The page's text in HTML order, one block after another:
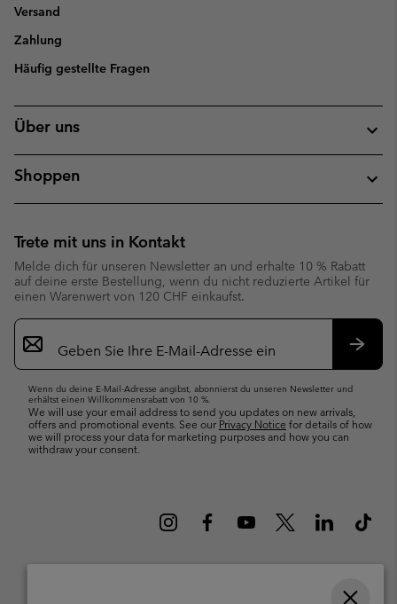
Versand
Zahlung
Häufig gestellte Fragen
Über uns
Shoppen
Trete mit uns in Kontakt
Melde dich für unseren Newsletter an und erhalte 10 % Rabatt
auf deine erste Bestellung, wenn du nicht reduzierte Artikel für
einen Warenwert von 120 CHF einkaufst.
Newsletter-
Anmeldung
Wenn du deine E-Mail-Adresse angibst, abonnierst du unseren Newsletter und
erhältst einen Willkommensrabatt von 10 %.
We will use your email address to send you updates on new arrivals,
offers and promotional events. See our Privacy Notice for details of how
we will process your data for marketing purposes and how you can
withdraw your consent.